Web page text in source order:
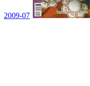
2009-07